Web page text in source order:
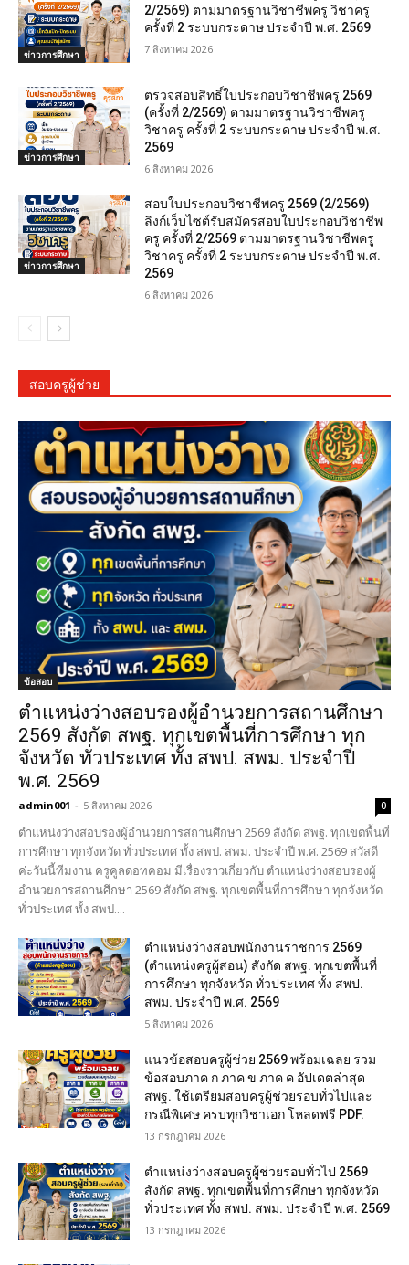
ข่าวการศึกษา
2/2569) ตามมาตรฐานวิชาชีพครู วิชาครู
ครั้งที่ 2 ระบบกระดาษ ประจำปี พ.ศ. 2569
7 สิงหาคม 2026
ข่าวการศึกษา
ตรวจสอบสิทธิ์ใบประกอบวิชาชีพครู 2569
(ครั้งที่ 2/2569) ตามมาตรฐานวิชาชีพครู
วิชาครู ครั้งที่ 2 ระบบกระดาษ ประจำปี พ.ศ.
2569
6 สิงหาคม 2026
ข่าวการศึกษา
สอบใบประกอบวิชาชีพครู 2569 (2/2569)
ลิงก์เว็บไซต์รับสมัครสอบใบประกอบวิชาชีพ
ครู ครั้งที่ 2/2569 ตามมาตรฐานวิชาชีพครู
วิชาครู ครั้งที่ 2 ระบบกระดาษ ประจำปี พ.ศ.
2569
6 สิงหาคม 2026
สอบครูผู้ช่วย
ข้อสอบ
ตำแหน่งว่างสอบรองผู้อำนวยการสถานศึกษา
2569 สังกัด สพฐ. ทุกเขตพื้นที่การศึกษา ทุก
จังหวัด ทั่วประเทศ ทั้ง สพป. สพม. ประจำปี
พ.ศ. 2569
admin001 - 5 สิงหาคม 2026 0
ตำแหน่งว่างสอบรองผู้อำนวยการสถานศึกษา 2569 สังกัด สพฐ. ทุกเขตพื้นที่
การศึกษา ทุกจังหวัด ทั่วประเทศ ทั้ง สพป. สพม. ประจำปี พ.ศ. 2569 สวัสดี
ค่ะวันนี้ทีมงาน ครูคูลดอทคอม มีเรื่องราวเกี่ยวกับ ตำแหน่งว่างสอบรองผู้
อำนวยการสถานศึกษา 2569 สังกัด สพฐ. ทุกเขตพื้นที่การศึกษา ทุกจังหวัด
ทั่วประเทศ ทั้ง สพป....
ตำแหน่งว่างสอบพนักงานราชการ 2569
(ตำแหน่งครูผู้สอน) สังกัด สพฐ. ทุกเขตพื้นที่
การศึกษา ทุกจังหวัด ทั่วประเทศ ทั้ง สพป.
สพม. ประจำปี พ.ศ. 2569
5 สิงหาคม 2026
แนวข้อสอบครูผู้ช่วย 2569 พร้อมเฉลย รวม
ข้อสอบภาค ก ภาค ข ภาค ค อัปเดตล่าสุด
สพฐ. ใช้เตรียมสอบครูผู้ช่วยรอบทั่วไปและ
กรณีพิเศษ ครบทุกวิชาเอก โหลดฟรี PDF.
13 กรกฎาคม 2026
ตำแหน่งว่างสอบครูผู้ช่วยรอบทั่วไป 2569
สังกัด สพฐ. ทุกเขตพื้นที่การศึกษา ทุกจังหวัด
ทั่วประเทศ ทั้ง สพป. สพม. ประจำปี พ.ศ. 2569
13 กรกฎาคม 2026